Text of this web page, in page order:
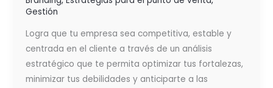
Gestión
Logra que tu empresa sea competitiva, estable y
centrada en el cliente a través de un análisis
estratégico que te permita optimizar tus fortalezas,
minimizar tus debilidades y anticiparte a las